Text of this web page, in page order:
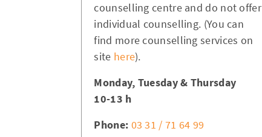
counselling centre and do not offer
individual counselling. (You can
find more counselling services on
site here).
Monday, Tuesday & Thursday
10-13 h
Phone: 03 31 / 71 64 99